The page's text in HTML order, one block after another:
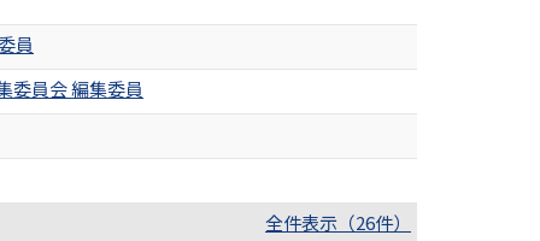
員
員会 編集委員
全件表示（26件）